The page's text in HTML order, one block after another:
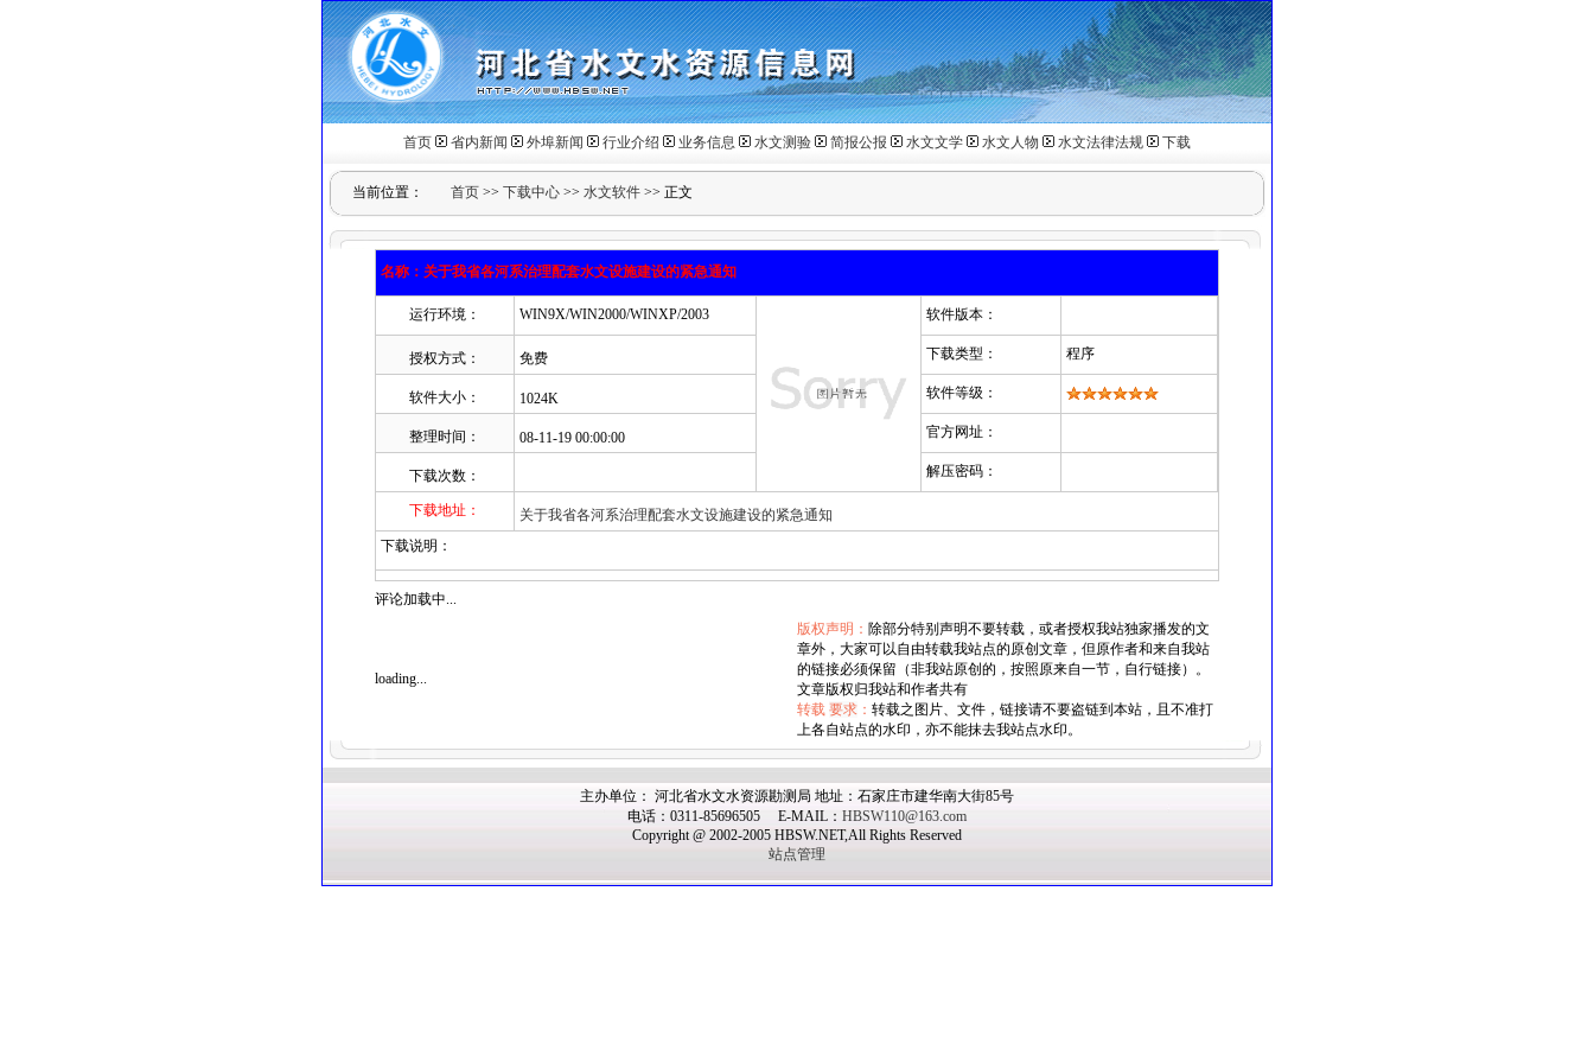
首页 省内新闻 外埠新闻 行业介绍 业务信息 水文测验 简报公报 水文文学 水文人物 水文法律法规 下载
当前位置： 首页 >> 下载中心 >> 水文软件 >> 正文
名称：关于我省各河系治理配套水文设施建设的紧急通知
运行环境： WIN9X/WIN2000/WINXP/2003 软件版本：
授权方式： 免费 下载类型： 程序
软件大小： 1024K 软件等级：
整理时间： 08-11-19 00:00:00 官方网址：
下载次数： 解压密码：
下载地址：
关于我省各河系治理配套水文设施建设的紧急通知
下载说明：
评论加载中...
loading...
版权声明： 除部分特别声明不要转载，或者授权我站独家播发的文
章外，大家可以自由转载我站点的原创文章，但原作者和来自我站
的链接必须保留（非我站原创的，按照原来自一节，自行链接）。
文章版权归我站和作者共有
转载 要求 ： 转载之图片、文件，链接请不要盗链到本站，且不准打
上各自站点的水印，亦不能抹去我站点水印。
主办单位： 河北省水文水资源勘测局 地址：石家庄市建华南大街85号
电话：0311-85696505 E-MAIL： HBSW110@163.com
Copyright @ 2002-2005 HBSW.NET,All Rights Reserved
站点管理